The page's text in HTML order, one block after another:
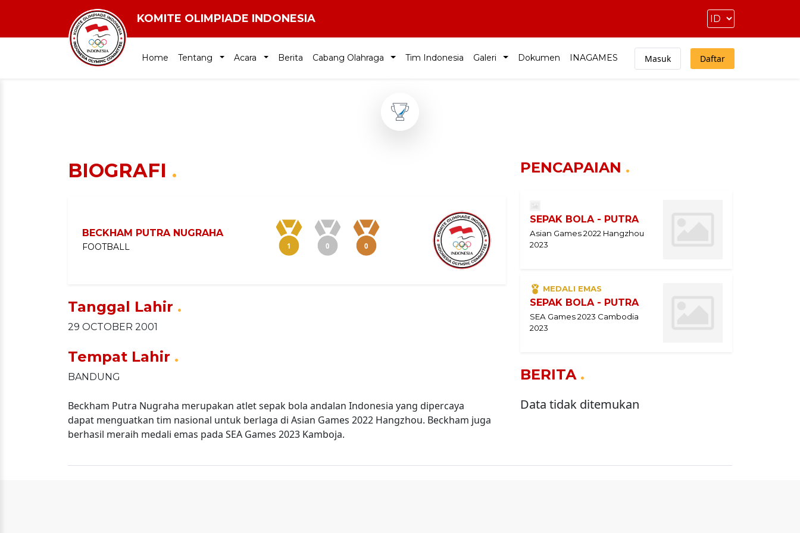
KOMITE OLIMPIADE INDONESIA
Home Tentang Acara Berita Cabang Olahraga Tim Indonesia Galeri Dokumen INAGAMES Masuk Daftar
BIOGRAFI .
BECKHAM PUTRA NUGRAHA
FOOTBALL 1 0 0
Tanggal Lahir .
29 OCTOBER 2001
Tempat Lahir .
BANDUNG
Beckham Putra Nugraha merupakan atlet sepak bola andalan Indonesia yang dipercaya
dapat menguatkan tim nasional untuk berlaga di Asian Games 2022 Hangzhou. Beckham juga
berhasil meraih medali emas pada SEA Games 2023 Kamboja.
PENCAPAIAN .
SEPAK BOLA - PUTRA
Asian Games 2022 Hangzhou
2023
MEDALI EMAS
SEPAK BOLA - PUTRA
SEA Games 2023 Cambodia
2023
BERITA .
Data tidak ditemukan